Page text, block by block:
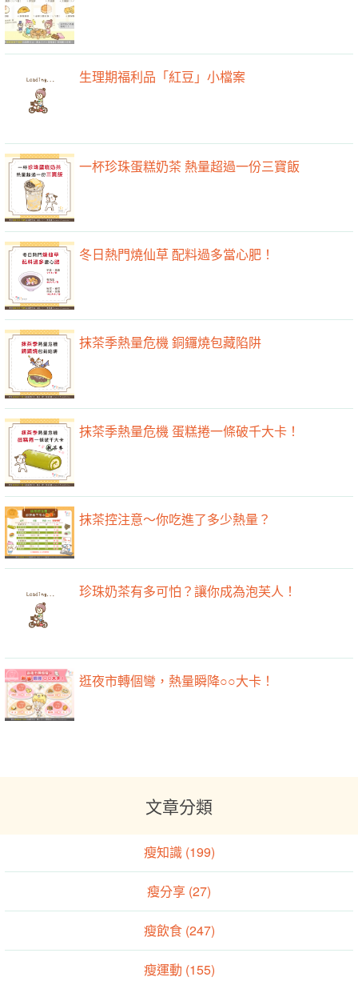
生理期福利品「紅豆」小檔案
一杯珍珠蛋糕奶茶 熱量超過一份三寶飯
冬日熱門燒仙草 配料過多當心肥！
抹茶季熱量危機 銅鑼燒包藏陷阱
抹茶季熱量危機 蛋糕捲一條破千大卡！
抹茶控注意～你吃進了多少熱量？
珍珠奶茶有多可怕？讓你成為泡芙人！
逛夜市轉個彎，熱量瞬降○○大卡！
文章分類
瘦知識 (199)
瘦分享 (27)
瘦飲食 (247)
瘦運動 (155)